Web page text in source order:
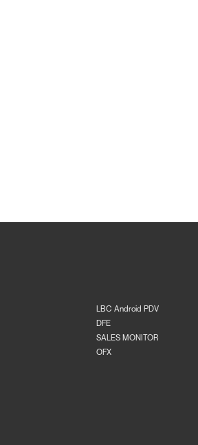
LBC Android PDV
DFE
SALES MONITOR
OFX